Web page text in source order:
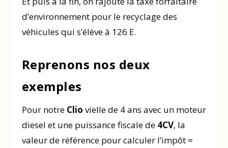
d’environnement pour le recyclage des
véhicules qui s’élève à 126 E.
Reprenons nos deux
exemples
Pour notre Clio vielle de 4 ans avec un moteur
diesel et une puissance fiscale de 4CV, la
valeur de référence pour calculer l’impôt =